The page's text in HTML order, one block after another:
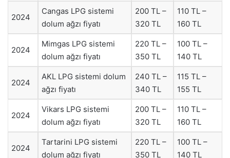
2024
Cangas LPG sistemi
dolum ağzı fiyatı
200 TL –
320 TL
110 TL –
160 TL
2024
Mimgas LPG sistemi
dolum ağzı fiyatı
220 TL –
350 TL
100 TL –
140 TL
2024
AKL LPG sistemi dolum
ağzı fiyatı
240 TL –
340 TL
115 TL –
155 TL
2024
Vikars LPG sistemi
dolum ağzı fiyatı
200 TL –
320 TL
110 TL –
160 TL
2024
Tartarini LPG sistemi
dolum ağzı fiyatı
220 TL –
350 TL
100 TL –
140 TL